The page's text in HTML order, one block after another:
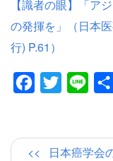
【識者の眼】「ア
の発揮を」（日本
行) P.61）
Facebook
Twitter Line
日本癌学会